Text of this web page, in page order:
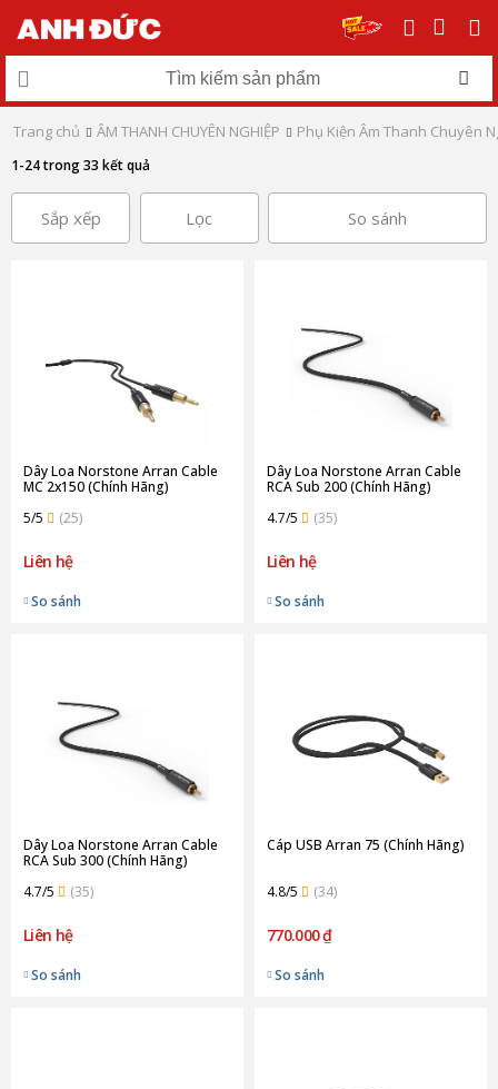
Trang chủ ÂM THANH CHUYÊN NGHIỆP Phụ Kiện Âm Thanh Chuyên
1-24 trong 33 kết quả
Sắp xếp Lọc So sánh
Dây Loa Norstone Arran Cable
MC 2x150 (Chính Hãng)
5/5
(25)
Liên hệ
So sánh
Dây Loa Norstone Arran Cable
RCA Sub 200 (Chính Hãng)
4.7/5
(35)
Liên hệ
So sánh
Dây Loa Norstone Arran Cable
RCA Sub 300 (Chính Hãng)
4.7/5
(35)
Liên hệ
So sánh
Cáp USB Arran 75 (Chính Hãng)
4.8/5 (34)
770.000 ₫
So sánh